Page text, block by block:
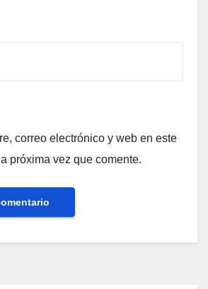
correo electrónico y web en este
próxima vez que comente.